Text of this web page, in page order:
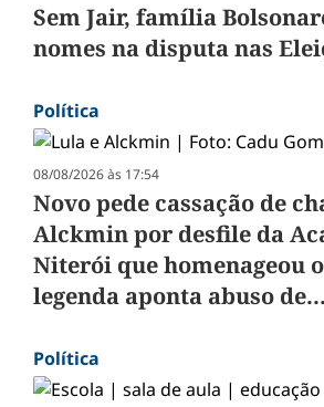
Sem Jair, família
nomes na disputa nas
Política
08/08/2026 às 17:54
Novo pede cassação de
Alckmin por desfile da
Niterói que homenageou
legenda aponta abuso de...
Política